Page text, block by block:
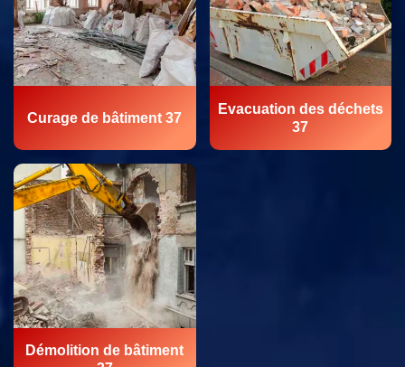
Curage de bâtiment 37
Evacuation des déchets
37
Démolition de bâtiment